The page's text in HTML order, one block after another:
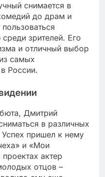
снимается в
до драм и
зрителей. Его
и отличный выбор
самых
России.
Дмитрий
в различных
Успех пришел к нему
и «Мои
актер
отцов –